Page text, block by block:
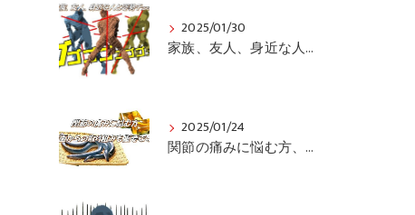
2025/01/30
家族、友人、身近な人の姿勢をちょっと見てみませんか？
2025/01/24
関節の痛みに悩む方、栄養面からの取り組みも重要ですよ！